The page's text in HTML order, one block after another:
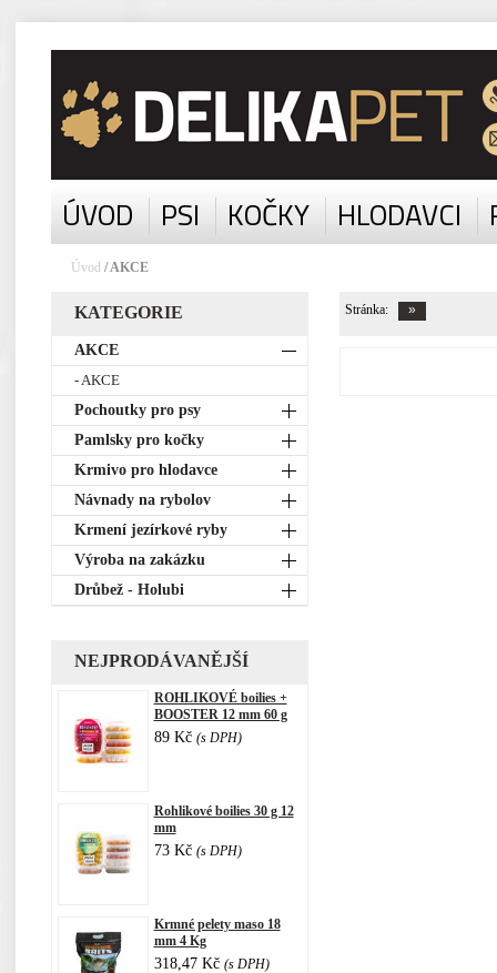
ÚVOD PSI KOČKY HLODAVCI
Úvod / AKCE
KATEGORIE
AKCE
- AKCE
Pochoutky pro psy
Pamlsky pro kočky
Krmivo pro hlodavce
Návnady na rybolov
Krmení jezírkové ryby
Výroba na zakázku
Drůbež - Holubi
NEJPRODÁVANĚJŠÍ
ROHLIKOVÉ boilies +
BOOSTER 12 mm 60 g
89 Kč (s DPH)
Rohlikové boilies 30 g 12
mm
73 Kč (s DPH)
Krmné pelety maso 18
mm 4 Kg
318,47 Kč (s DPH)
Stránka: